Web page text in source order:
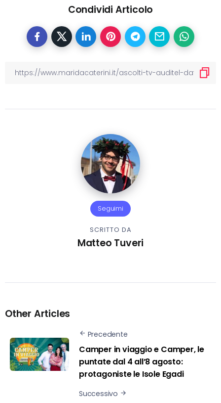
Condividi Articolo
Seguimi
SCRITTO DA
Matteo Tuveri
Other Articles
Precedente
Camper in viaggio e Camper, le
puntate dal 4 all’8 agosto:
protagoniste le Isole Egadi
Successivo